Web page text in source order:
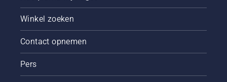
Winkel zoeken
Contact opnemen
Pers